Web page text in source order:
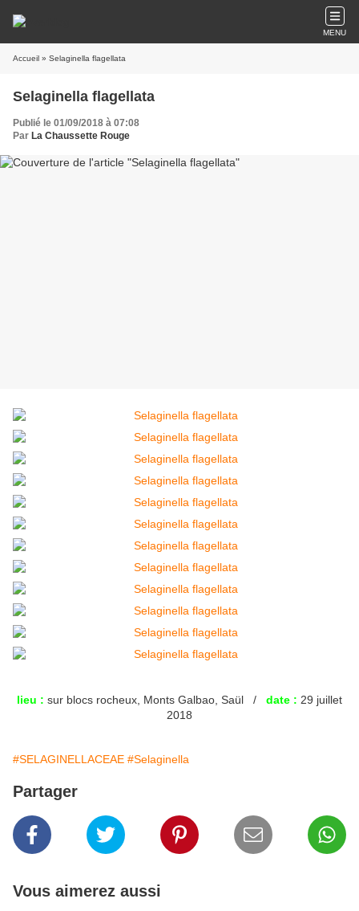
MENU
Accueil » Selaginella flagellata
Selaginella flagellata
Publié le 01/09/2018 à 07:08
Par La Chaussette Rouge
lieu : sur blocs rocheux, Monts Galbao, Saül / date : 29 juillet
2018
#SELAGINELLACEAE #Selaginella
Partager
Vous aimerez aussi